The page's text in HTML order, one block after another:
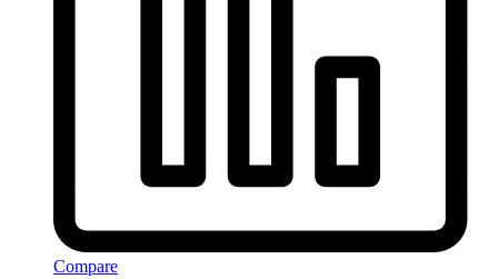
Compare